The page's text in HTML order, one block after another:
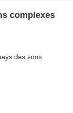
complexes